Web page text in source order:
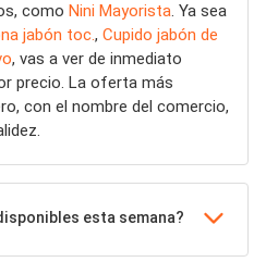
como Nini Mayorista. Ya sea
jabón toc., Cupido jabón de
, vas a ver de inmediato
precio. La oferta más
con el nombre del comercio,
esta semana?